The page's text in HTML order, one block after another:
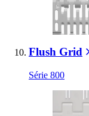
Flush Grid
Série 800